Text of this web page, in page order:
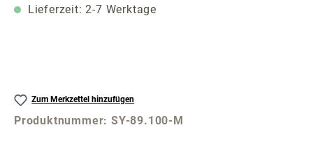
Lieferzeit: 2-7 Werktage
Zum Merkzettel hinzufügen
Produktnummer:SY-89.100-M